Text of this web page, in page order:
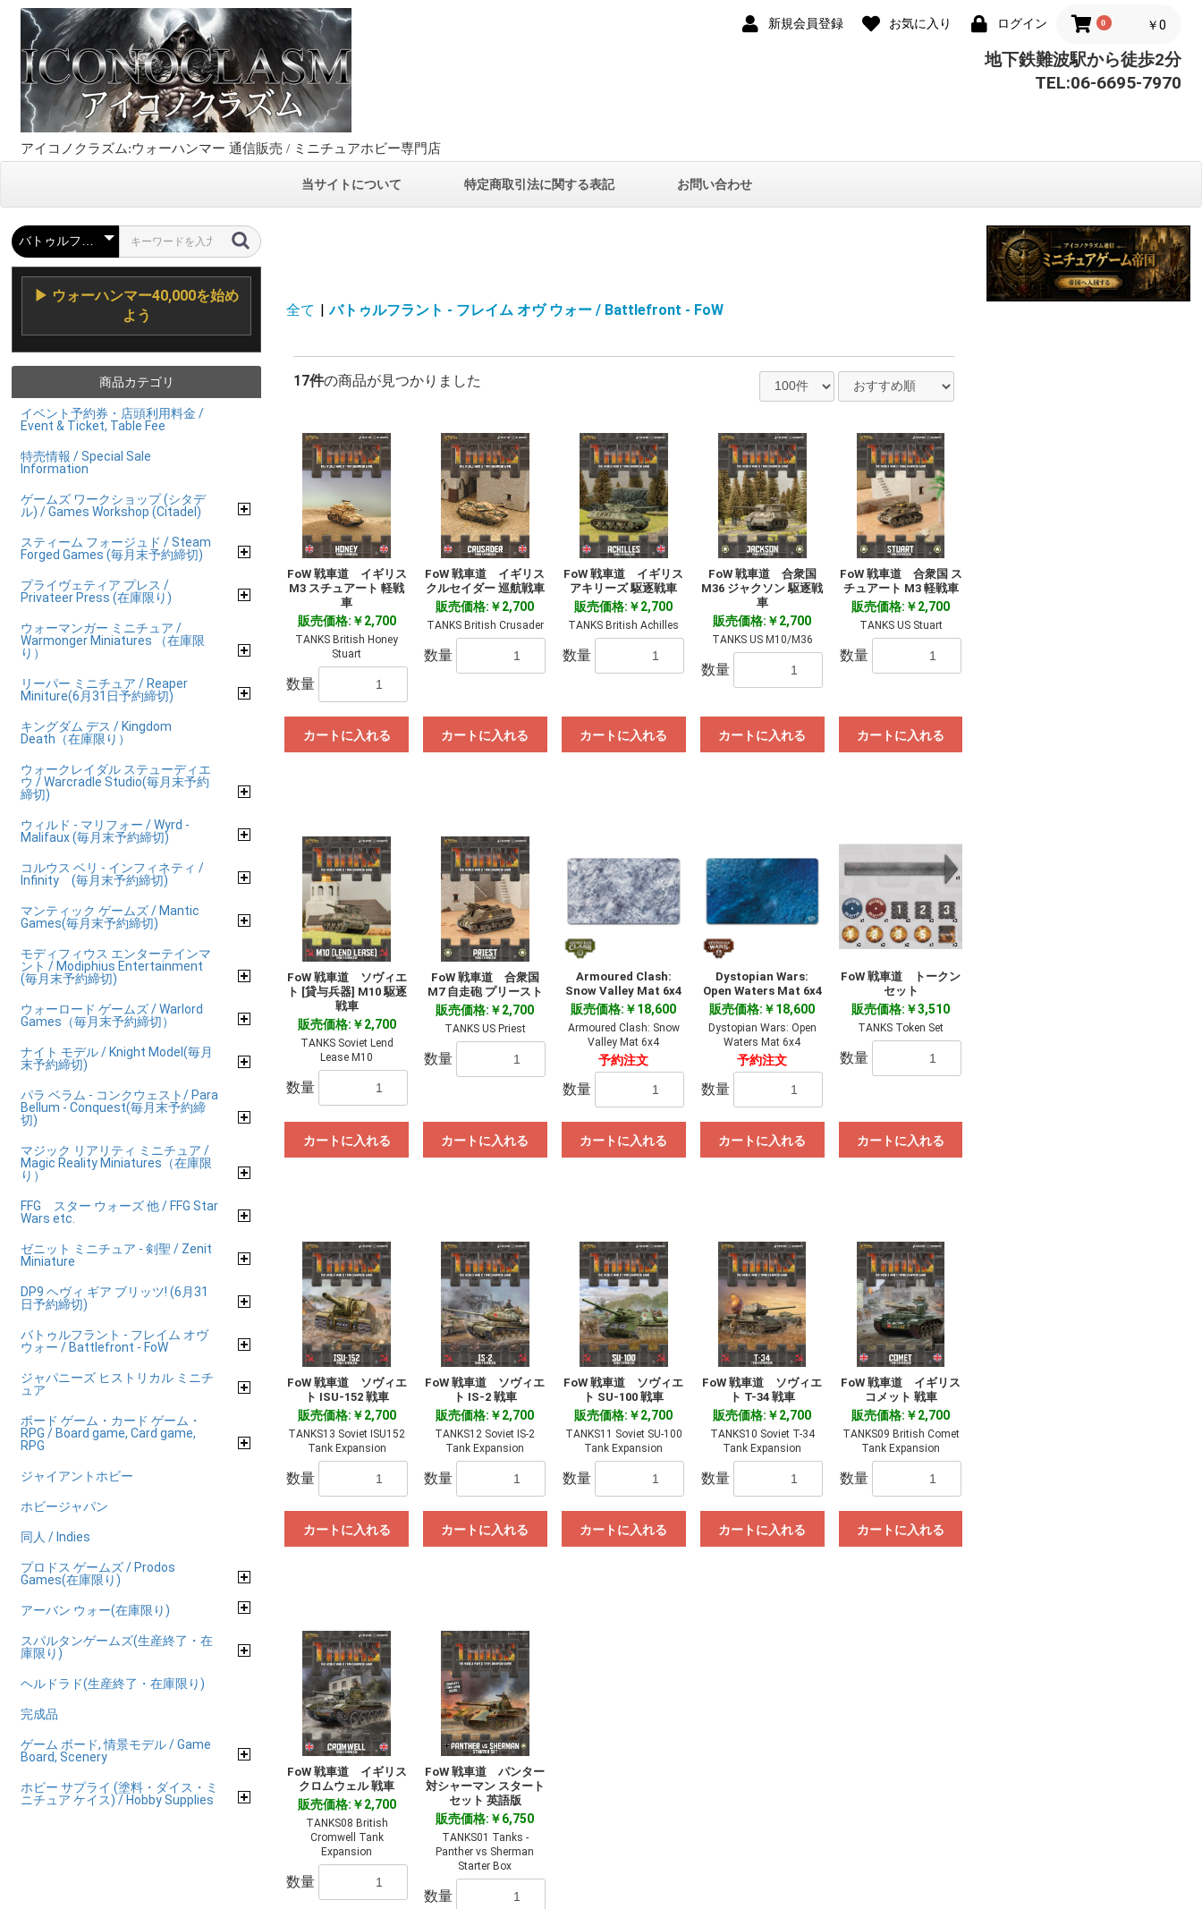
新規会員登録 お気に入り ログイン 0 ￥0
アイコノクラズム:ウォーハンマー 通信販売 / ミニチュアホビー専門店
地下鉄難波駅から徒歩2分
TEL:06-6695-7970
当サイトについて 特定商取引法に関する表記 お問い合わせ
▶ ウォーハンマー40,000を始め
よう
商品カテゴリ
イベント予約券・店頭利用料金 /
Event & Ticket, Table Fee
特売情報 / Special Sale
Information
ゲームズ ワークショップ (シタデ
ル) / Games Workshop (Citadel)
スティーム フォージュド / Steam
Forged Games (毎月末予約締切)
プライヴェティア プレス /
Privateer Press (在庫限り)
ウォーマンガー ミニチュア /
Warmonger Miniatures （在庫限
り）
リーパー ミニチュア / Reaper
Miniture(6月31日予約締切)
キングダム デス / Kingdom
Death（在庫限り）
ウォークレイダル ステューディエ
ウ / Warcradle Studio(毎月末予約
締切)
ウィルド - マリフォー / Wyrd -
Malifaux (毎月末予約締切)
コルウス ベリ - インフィネティ /
Infinity (毎月末予約締切)
マンティック ゲームズ / Mantic
Games(毎月末予約締切)
モディフィウス エンターテインマ
ント / Modiphius Entertainment
(毎月末予約締切)
ウォーロード ゲームズ / Warlord
Games（毎月末予約締切）
ナイト モデル / Knight Model(毎月
末予約締切)
パラ ベラム - コンクウェスト/ Para
Bellum - Conquest(毎月末予約締
切)
マジック リアリティ ミニチュア /
Magic Reality Miniatures（在庫限
り）
FFG スター ウォーズ 他 / FFG Star
Wars etc.
ゼニット ミニチュア - 剣聖 / Zenit
Miniature
DP9 ヘヴィ ギア ブリッツ! (6月31
日予約締切)
バトゥルフラント - フレイム オヴ
ウォー / Battlefront - FoW
ジャパニーズ ヒストリカル ミニチ
ュア
ボード ゲーム・カード ゲーム・
RPG / Board game, Card game,
RPG
ジャイアントホビー
ホビージャパン
同人 / Indies
プロドス ゲームズ / Prodos
Games(在庫限り)
アーバン ウォー(在庫限り)
スパルタンゲームズ(生産終了・在
庫限り)
ヘルドラド(生産終了・在庫限り)
完成品
ゲーム ボード, 情景モデル / Game
Board, Scenery
ホビー サプライ (塗料・ダイス・ミ
ニチュア ケイス) / Hobby Supplies
全て | バトゥルフラント - フレイム オヴ ウォー / Battlefront - FoW
17件の商品が見つかりました
FoW 戦車道 イギリス
M3 スチュアート 軽戦
車
販売価格:￥2,700
TANKS British Honey
Stuart
数量
カートに入れる
FoW 戦車道 イギリス
クルセイダー 巡航戦車
販売価格:￥2,700
TANKS British Crusader
数量
カートに入れる
FoW 戦車道 イギリス
アキリーズ 駆逐戦車
販売価格:￥2,700
TANKS British Achilles
数量
カートに入れる
FoW 戦車道 合衆国
M36 ジャクソン 駆逐戦
車
販売価格:￥2,700
TANKS US M10/M36
数量
カートに入れる
FoW 戦車道 合衆国 ス
チュアート M3 軽戦車
販売価格:￥2,700
TANKS US Stuart
数量
カートに入れる
FoW 戦車道 ソヴィエ
ト [貸与兵器] M10 駆逐
戦車
販売価格:￥2,700
TANKS Soviet Lend
Lease M10
数量
カートに入れる
FoW 戦車道 合衆国
M7 自走砲 プリースト
販売価格:￥2,700
TANKS US Priest
数量
カートに入れる
Armoured Clash:
Snow Valley Mat 6x4
販売価格:￥18,600
Armoured Clash: Snow
Valley Mat 6x4
予約注文
数量
カートに入れる
Dystopian Wars:
Open Waters Mat 6x4
販売価格:￥18,600
Dystopian Wars: Open
Waters Mat 6x4
予約注文
数量
カートに入れる
FoW 戦車道 トークン
セット
販売価格:￥3,510
TANKS Token Set
数量
カートに入れる
FoW 戦車道 ソヴィエ
ト ISU-152 戦車
販売価格:￥2,700
TANKS13 Soviet ISU152
Tank Expansion
数量
カートに入れる
FoW 戦車道 ソヴィエ
ト IS-2 戦車
販売価格:￥2,700
TANKS12 Soviet IS-2
Tank Expansion
数量
カートに入れる
FoW 戦車道 ソヴィエ
ト SU-100 戦車
販売価格:￥2,700
TANKS11 Soviet SU-100
Tank Expansion
数量
カートに入れる
FoW 戦車道 ソヴィエ
ト T-34 戦車
販売価格:￥2,700
TANKS10 Soviet T-34
Tank Expansion
数量
カートに入れる
FoW 戦車道 イギリス
コメット 戦車
販売価格:￥2,700
TANKS09 British Comet
Tank Expansion
数量
カートに入れる
FoW 戦車道 イギリス
クロムウェル 戦車
販売価格:￥2,700
TANKS08 British
Cromwell Tank
Expansion
数量
FoW 戦車道 パンター
対シャーマン スタート
セット 英語版
販売価格:￥6,750
TANKS01 Tanks -
Panther vs Sherman
Starter Box
数量
お買い物を続ける カートへ進む